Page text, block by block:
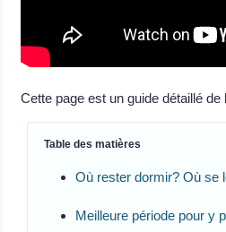
Cette page est un guide détaillé de
Table des matières
Où rester dormir? Où se
Meilleure période pour y